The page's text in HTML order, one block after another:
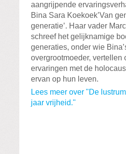
aangrijpende
Bina Sara Koekoek’Van
generatie’. Haar vader
schreef het gelijknamige
generaties, onder wie
overgrootmoeder, vertellen
ervaringen met de
ervan op hun leven.
Lees meer over "De
jaar vrijheid."